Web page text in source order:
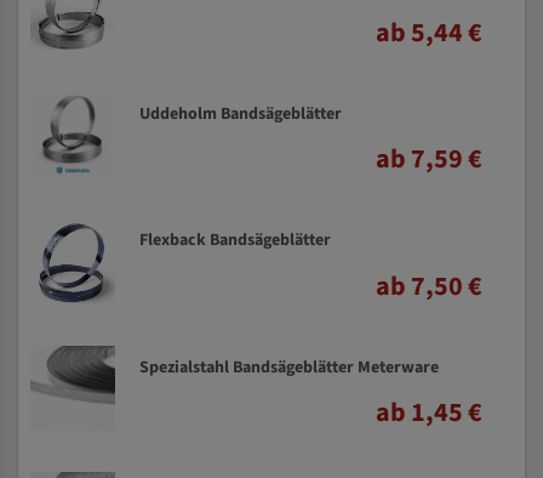
ab 5,44 €
Uddeholm Bandsägeblätter
ab 7,59 €
Flexback Bandsägeblätter
ab 7,50 €
Spezialstahl Bandsägeblätter Meterware
ab 1,45 €